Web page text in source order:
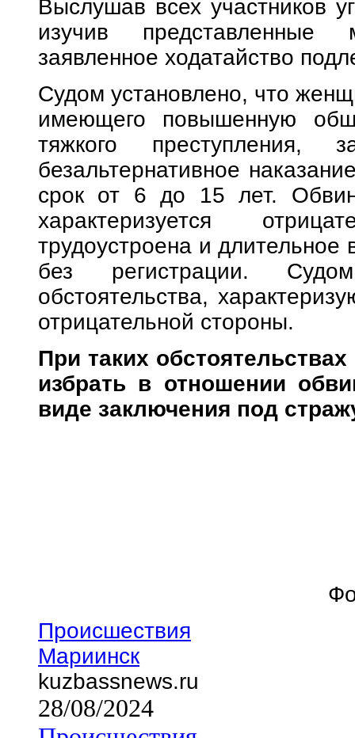
Выслушав всех участников
изучив представленные
заявленное ходатайство
Судом установлено, что
имеющего повышенную
тяжкого преступления,
безальтернативное
срок от 6 до 15 лет.
характеризуется
трудоустроена и
без регистрации.
обстоятельства,
отрицательной стороны.
При таких
избрать в отношении
виде заключения под
Происшествия
Мариинск
kuzbassnews.ru
28/08/2024